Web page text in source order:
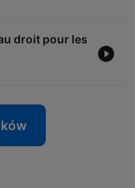
droit pour les